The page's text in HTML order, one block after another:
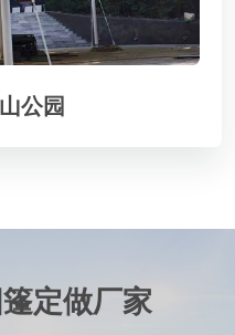
公园
定做厂家